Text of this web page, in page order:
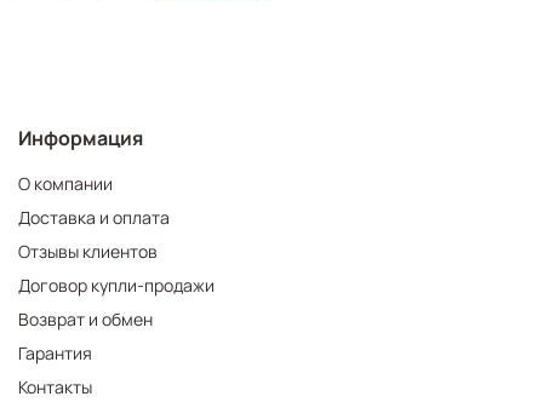
Информация
О компании
Доставка и оплата
Отзывы клиентов
Договор купли-продажи
Возврат и обмен
Гарантия
Контакты